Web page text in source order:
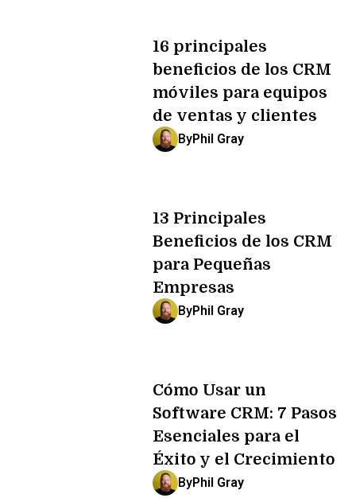
16 principales
beneficios de los CRM
móviles para equipos
de ventas y clientes
ByPhil Gray
13 Principales
Beneficios de los CRM
para Pequeñas
Empresas
ByPhil Gray
Cómo Usar un
Software CRM: 7 Pasos
Esenciales para el
Éxito y el Crecimiento
ByPhil Gray